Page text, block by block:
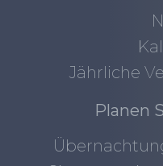
Jährliche
Planen